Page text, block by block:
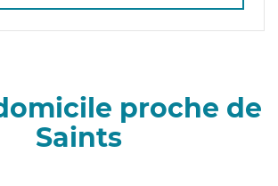
proche de
Saints